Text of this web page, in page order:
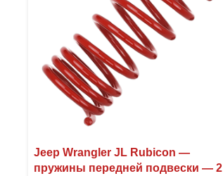
Jeep Wrangler JL Rubicon —
пружины передней подвески — 2